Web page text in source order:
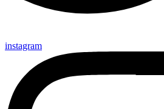
instagram